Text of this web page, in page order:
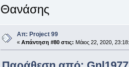
Θανάσης
Απ: Project 99
« Απάντηση #80 στις: Μάιος 22, 2020,